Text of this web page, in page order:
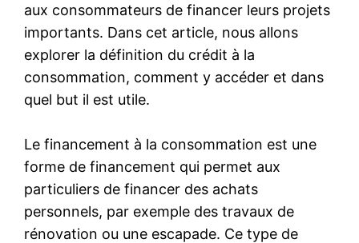
aux consommateurs de financer leurs projets
importants. Dans cet article, nous allons
explorer la définition du crédit à la
consommation, comment y accéder et dans
quel but il est utile.
Le financement à la consommation est une
forme de financement qui permet aux
particuliers de financer des achats
personnels, par exemple des travaux de
rénovation ou une escapade. Ce type de